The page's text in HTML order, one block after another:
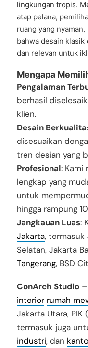
lingkungan tropis.
atap pelana,
ruang yang
bahwa desain
dan relevan untuk
Mengapa
Pengalaman
berhasil
klien.
Desain
disesuaikan
tren desian yang
Profesional: Kami
lengkap yang
untuk
hingga rampung
Jangkauan Luas:
Jakarta, termasuk
Selatan, Jakarta
Tangerang, BSD
ConArch Studio
interior rumah
Jakarta Utara, PIK (
termasuk juga
industri, dan